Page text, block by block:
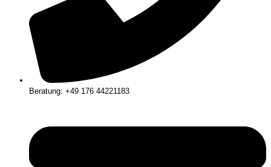
Beratung: +49 176 44221183